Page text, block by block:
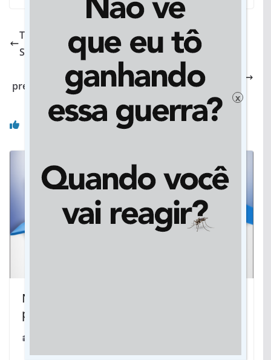
Tribunal Eleitoral do MS realiza nesta quinta o 1º
Seminário de Promoção de Igualdade Racial
Prevista para 2024, relicitação da Malha Oeste
prepara investimento de R$ 18 bilhões em 60 anos
Você pode gostar também
Novembro Azul: Prefeitura tem
programação para saúde do homem
x